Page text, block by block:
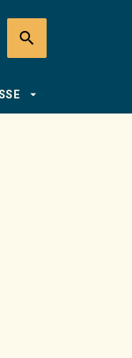
search
arrow_drop_down